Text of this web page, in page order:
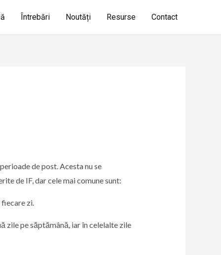
Întrebări Noutăți Resurse Contact
de post. Acesta nu se
de IF, dar cele mai comune sunt:
zi.
zile pe săptămână, iar în celelalte zile